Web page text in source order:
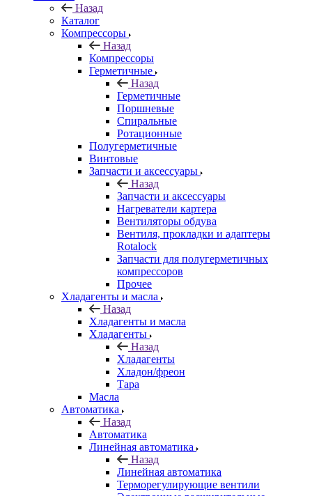
Назад
Каталог
Компрессоры
Назад
Компрессоры
Герметичные
Назад
Герметичные
Поршневые
Спиральные
Ротационные
Полугерметичные
Винтовые
Запчасти и аксессуары
Назад
Запчасти и аксессуары
Нагреватели картера
Вентиляторы обдува
Вентиля, прокладки и адаптеры
Rotalock
Запчасти для полугерметичных
компрессоров
Прочее
Хладагенты и масла
Назад
Хладагенты и масла
Хладагенты
Назад
Хладагенты
Хладон/фреон
Тара
Масла
Автоматика
Назад
Автоматика
Линейная автоматика
Назад
Линейная автоматика
Терморегулирующие вентили